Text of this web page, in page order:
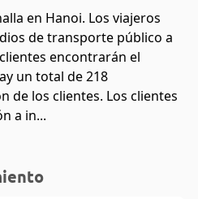
en Hanoi. Los viajeros
de transporte público a
encontrarán el
un total de 218
de los clientes. Los clientes
a in...